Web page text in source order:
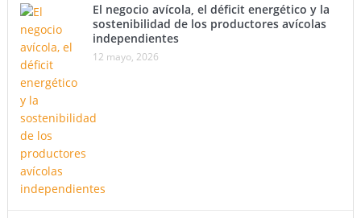
El negocio avícola, el déficit energético y la
sostenibilidad de los productores avícolas
independientes
12 mayo, 2026